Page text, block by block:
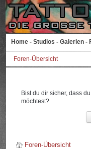
Home - Studios - Galerien -
Foren-Übersicht
Bist du dir sicher, dass
möchtest?
Foren-Übersicht